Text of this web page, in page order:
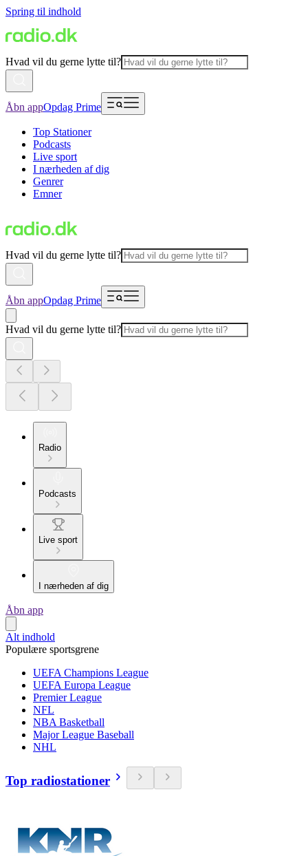
Spring til indhold
Hvad vil du gerne lytte til?
Åbn appOpdag Prime
Top Stationer
Podcasts
Live sport
I nærheden af dig
Genrer
Emner
Hvad vil du gerne lytte til?
Åbn appOpdag Prime
Hvad vil du gerne lytte til?
Radio
Podcasts
Live sport
I nærheden af dig
Åbn app
Alt indhold
Populære sportsgrene
UEFA Champions League
UEFA Europa League
Premier League
NFL
NBA Basketball
Major League Baseball
NHL
Top radiostationer